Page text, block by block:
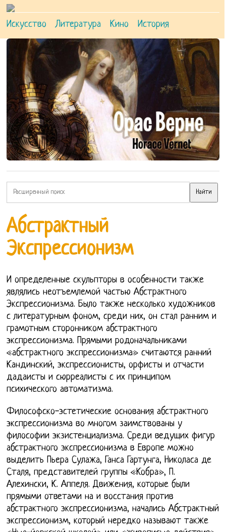
Искусство Литература Кино История
Абстрактный
Экспрессионизм
И определенные скульпторы в особенности также
являлись неотъемлемой частью Абстрактного
Экспрессионизма. Было также несколько художников
с литературным фоном, среди них, он стал ранним и
грамотным сторонником абстрактного
экспрессионизма. Прямыми родоначальниками
«абстрактного экспрессионизма» считаются ранний
Кандинский, экспрессионисты, орфисты и отчасти
дадаисты и сюрреалисты с их принципом
психического автоматизма.
Философско-эстетические основания абстрактного
экспрессионизма во многом заимствованы у
философии экзистенциализма. Среди ведущих фигур
абстрактного экспрессионизма в Европе можно
выделить Пьера Сулажа, Ганса Гартунга, Николаса де
Сталя, представителей группы «Кобра», П.
Алехински, К. Аппеля. Движения, которые были
прямыми ответами на и восстания против
абстрактного экспрессионизма, начались Абстрактный
экспрессионизм, который нередко называют также